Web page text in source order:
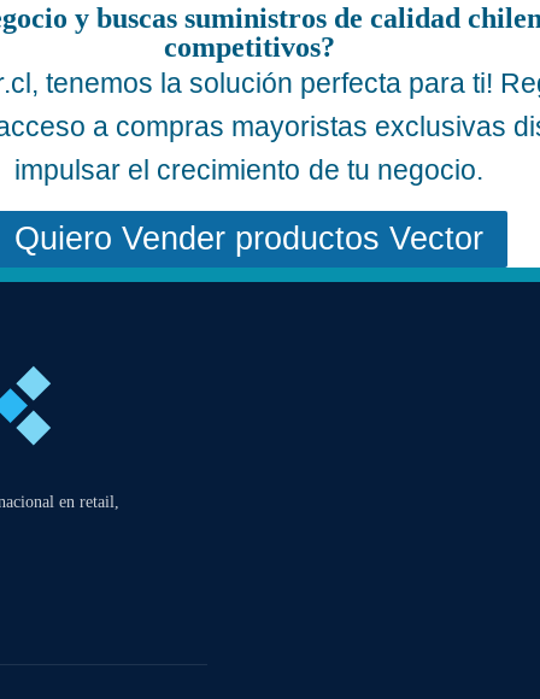
y buscas suministros de calidad
competitivos?
tenemos la solución perfecta para ti!
a compras mayoristas exclusivas
impulsar el crecimiento de tu negocio.
Quiero Vender productos Vector
en retail,